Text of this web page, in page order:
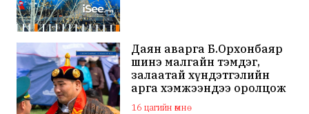
Даян аварга Б.Орхонбаяр
шинэ малгайн тэмдэг,
залаатай хүндэтгэлийн
арга хэмжээндээ оролцож
байна
16 цагийн өмнө